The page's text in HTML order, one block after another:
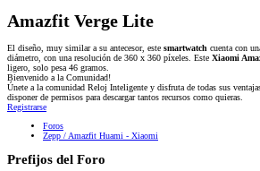
Amazfit Verge Lite
El diseño, muy similar a su antecesor, este smartwatch cuenta con
diámetro, con una resolución de 360 x 360 píxeles. Este Xiaomi
ligero, solo pesa 46 gramos.
Bienvenido a la Comunidad!
Únete a la comunidad Reloj Inteligente y disfruta de todas sus
disponer de permisos para descargar tantos recursos como quieras.
Registrarse
Foros
Zepp / Amazfit Huami - Xiaomi
Prefijos del Foro